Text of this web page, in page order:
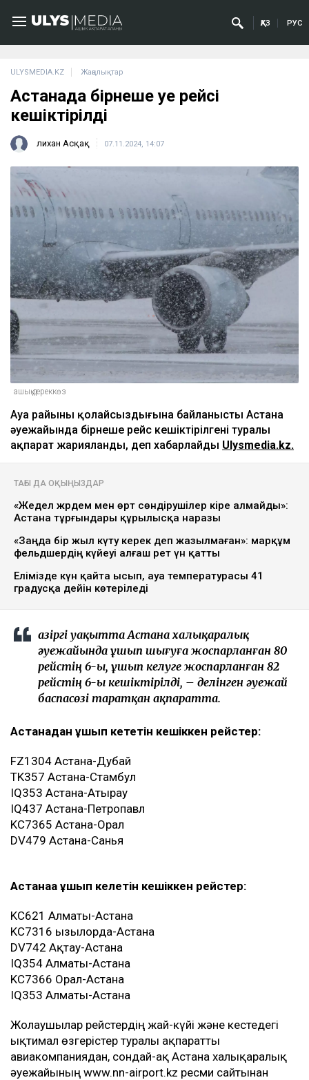
ҚАЗ РУС
ULYSMEDIA.KZ Жаңалықтар
Астанада бірнеше әуе рейсі
кешіктірілді
Әлихан Асқақ 07.11.2024, 14:07
ашық дереккөз
Ауа райының қолайсыздығына байланысты Астана
әуежайында бірнеше рейс кешіктірілгені туралы
ақпарат жарияланды, деп хабарлайды Ulysmedia.kz.
ТАҒЫ ДА ОҚЫҢЫЗДАР
«Жедел жәрдем мен өрт сөндірушілер кіре алмайды»:
Астана тұрғындары құрылысқа наразы
«Заңда бір жыл күту керек деп жазылмаған»: марқұм
фельдшердің күйеуі алғаш рет үн қатты
Елімізде күн қайта ысып, ауа температурасы 41
градусқа дейін көтеріледі
Қазіргі уақытта Астана халықаралық
әуежайында ұшып шығуға жоспарланған 80
рейстің 6-ы, ұшып келуге жоспарланған 82
рейстің 6-ы кешіктірілді, – делінген әуежай
баспасөзі таратқан ақпаратта.
Астанадан ұшып кететін кешіккен рейстер:
FZ1304 Астана-Дубай
TK357 Астана-Стамбул
IQ353 Астана-Атырау
IQ437 Астана-Петропавл
KC7365 Астана-Орал
DV479 Астана-Санья
Астанаға ұшып келетін кешіккен рейстер:
KC621 Алматы-Астана
KC7316 Қызылорда-Астана
DV742 Ақтау-Астана
IQ354 Алматы-Астана
KC7366 Орал-Астана
IQ353 Алматы-Астана
Жолаушылар рейстердің жай-күйі және кестедегі
ықтимал өзгерістер туралы ақпаратты
авиакомпаниядан, сондай-ақ Астана халықаралық
әуежайының www.nn-airport.kz ресми сайтынан